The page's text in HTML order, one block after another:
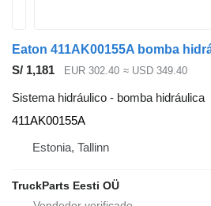
S/ 1,181 EUR 302.40 ≈ USD 349.40
Sistema hidráulico - bomba hidráulica
411AK00155A
Estonia, Tallinn
TruckParts Eesti OÜ